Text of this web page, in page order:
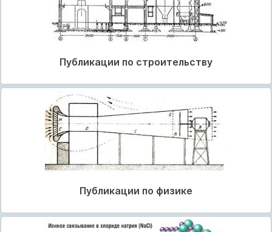
Публикации по строительству
Публикации по физике